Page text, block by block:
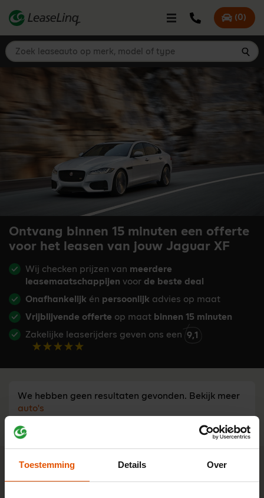
Toestemming Details Over
Bel LeaseLinq
Mijn
(0)
Zoek leaseauto op merk, model of type
Ontvang binnen 15 minuten een offerte
voor het leasen van jouw Jaguar XF
Wij checken prijzen van meerdere
leasemaatschappijen voor de beste deal
Onafhankelijk én persoonlijk advies op maat
Vrijblijvende offerte op maat binnen 15 minuten
Zakelijke leaserijders geven ons een 9,1
We hebben geen resultaten gevonden. Bekijk meer
auto's
Advies nodig?
Tijd besparen bij een leaseauto